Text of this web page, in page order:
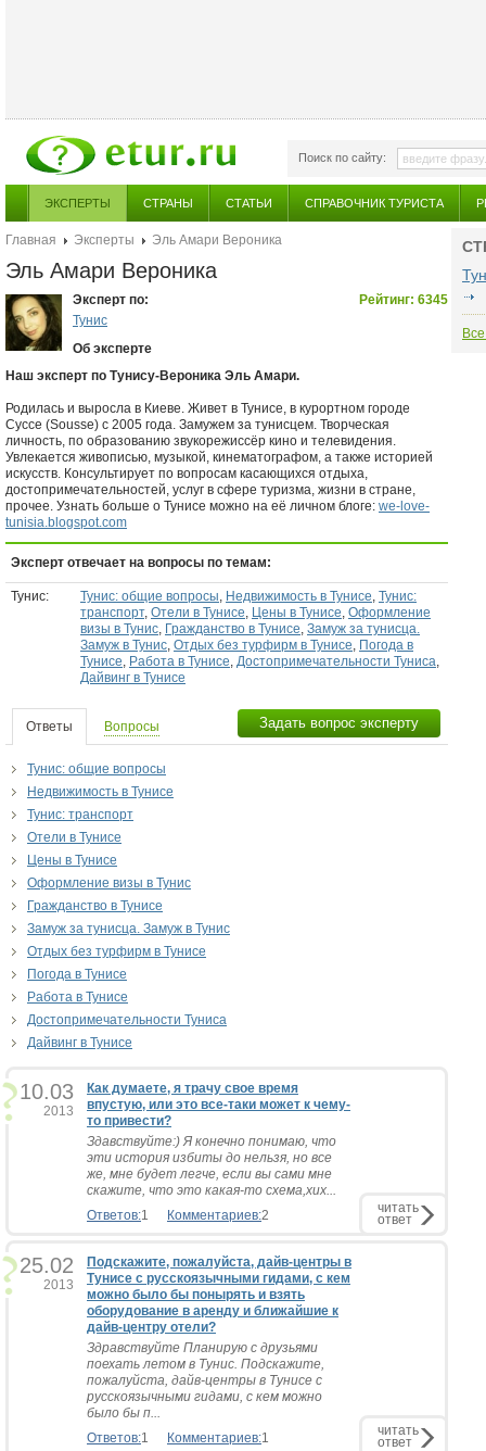
Поиск по сайту:
ЭКСПЕРТЫ СТРАНЫ СТАТЬИ СПРАВОЧНИК ТУРИСТА
Главная Эксперты Эль Амари Вероника
Эль Амари Вероника
Рейтинг: 6345
Эксперт по:
Тунис
Об эксперте
Наш эксперт по Тунису-Вероника Эль Амари.
Родилась и выросла в Киеве. Живет в Тунисе, в курортном городе
Суссе (Sousse) с 2005 года. Замужем за тунисцем. Творческая
личность, по образованию звукорежиссёр кино и телевидения.
Увлекается живописью, музыкой, кинематографом, а также историей
искусств. Консультирует по вопросам касающихся отдыха,
достопримечательностей, услуг в сфере туризма, жизни в стране,
прочее. Узнать больше о Тунисе можно на её личном блоге: we-love-
tunisia.blogspot.com
Эксперт отвечает на вопросы по темам:
Тунис: Тунис: общие вопросы, Недвижимость в Тунисе, Тунис:
транспорт, Отели в Тунисе, Цены в Тунисе, Оформление
визы в Тунис, Гражданство в Тунисе, Замуж за тунисца.
Замуж в Тунис, Отдых без турфирм в Тунисе, Погода в
Тунисе, Работа в Тунисе, Достопримечательности Туниса,
Дайвинг в Тунисе
Ответы Вопросы Задать вопрос эксперту
Тунис: общие вопросы
Недвижимость в Тунисе
Тунис: транспорт
Отели в Тунисе
Цены в Тунисе
Оформление визы в Тунис
Гражданство в Тунисе
Замуж за тунисца. Замуж в Тунис
Отдых без турфирм в Тунисе
Погода в Тунисе
Работа в Тунисе
Достопримечательности Туниса
Дайвинг в Тунисе
10.03
2013
Как думаете, я трачу свое время
впустую, или это все-таки может к чему-
то привести?
Здавствуйте:) Я конечно понимаю, что
эти история избиты до нельзя, но все
же, мне будет легче, если вы сами мне
скажите, что это какая-то схема,хих...
Ответов:1 Комментариев:2 читать
ответ
25.02
2013
Подскажите, пожалуйста, дайв-центры в
Тунисе с русскоязычными гидами, с кем
можно было бы понырять и взять
оборудование в аренду и ближайшие к
дайв-центру отели?
Здравствуйте Планирую с друзьями
поехать летом в Тунис. Подскажите,
пожалуйста, дайв-центры в Тунисе с
русскоязычными гидами, с кем можно
было бы п...
Ответов:1 Комментариев:1 читать
ответ